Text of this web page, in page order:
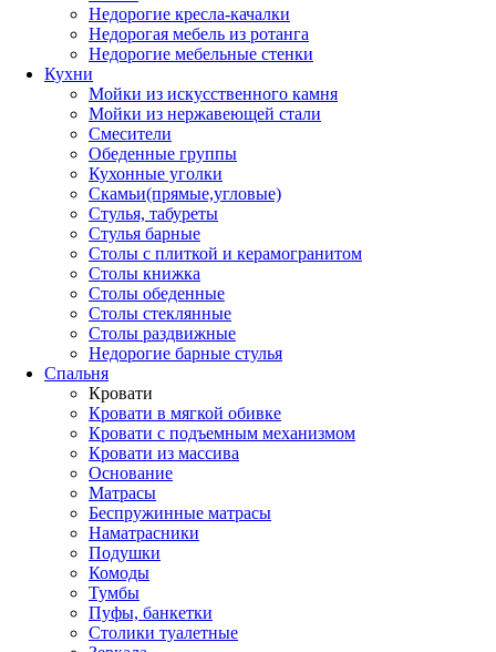
Недорогие кресла-качалки
Недорогая мебель из ротанга
Недорогие мебельные стенки
Кухни
Мойки из искусственного камня
Мойки из нержавеющей стали
Смесители
Обеденные группы
Кухонные уголки
Скамьи(прямые,угловые)
Стулья, табуреты
Стулья барные
Столы с плиткой и керамогранитом
Столы книжка
Столы обеденные
Столы стеклянные
Столы раздвижные
Недорогие барные стулья
Спальня
Кровати
Кровати в мягкой обивке
Кровати с подъемным механизмом
Кровати из массива
Основание
Матрасы
Беспружинные матрасы
Наматрасники
Подушки
Комоды
Тумбы
Пуфы, банкетки
Столики туалетные